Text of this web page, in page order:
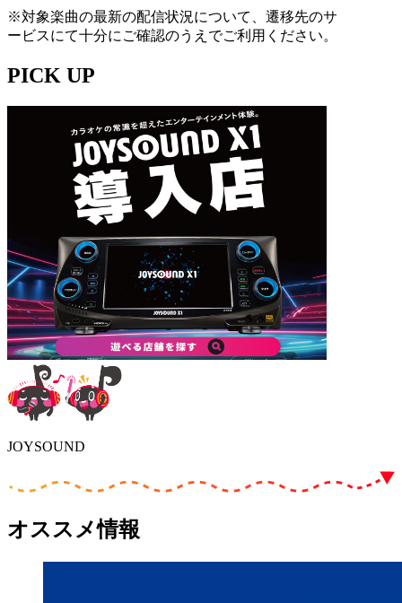
※対象楽曲の最新の配信状況について、遷移先のサ
ービスにて十分にご確認のうえでご利用ください。
PICK UP
JOYSOUND
オススメ情報